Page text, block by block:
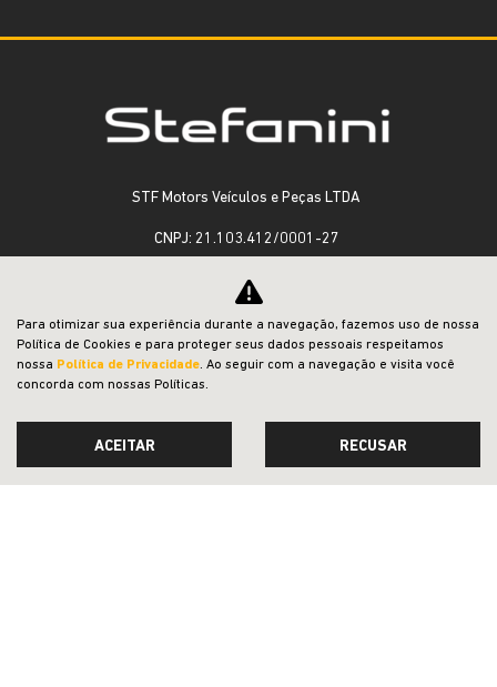
STF Motors Veículos e Peças LTDA
CNPJ: 21.103.412/0001-27
OFERTAS
NOVOS
Para otimizar sua experiência durante a navegação, fazemos uso de nossa
Política de Cookies e para proteger seus dados pessoais respeitamos
nossa Política de Privacidade. Ao seguir com a navegação e visita você
concorda com nossas Políticas.
ACEITAR RECUSAR